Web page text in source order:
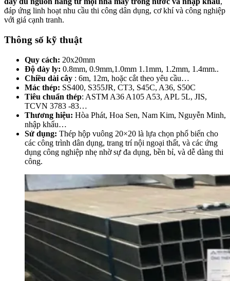
đáp ứng linh hoạt nhu cầu thi công dân dụng, cơ khí và công nghiệp
với giá cạnh tranh.
Thông số kỹ thuật
Quy cách: 20x20mm
Độ dày ly: 0.8mm, 0.9mm,1.0mm 1.1mm, 1.2mm, 1.4mm..
Chiều dài cây : 6m, 12m, hoặc cắt theo yêu cầu…
Mác thép: SS400, S355JR, CT3, S45C, A36, S50C
Tiêu chuẩn thép: ASTM A36 A105 A53, APL 5L, JIS,
TCVN 3783 -83…
Thương hiệu: Hòa Phát, Hoa Sen, Nam Kim, Nguyễn Minh,
nhập khẩu…
Sử dụng: Thép hộp vuông 20×20 là lựa chọn phổ biến cho
các công trình dân dụng, trang trí nội ngoại thất, và các ứng
dụng công nghiệp nhẹ nhờ sự đa dụng, bền bỉ, và dễ dàng thi
công.